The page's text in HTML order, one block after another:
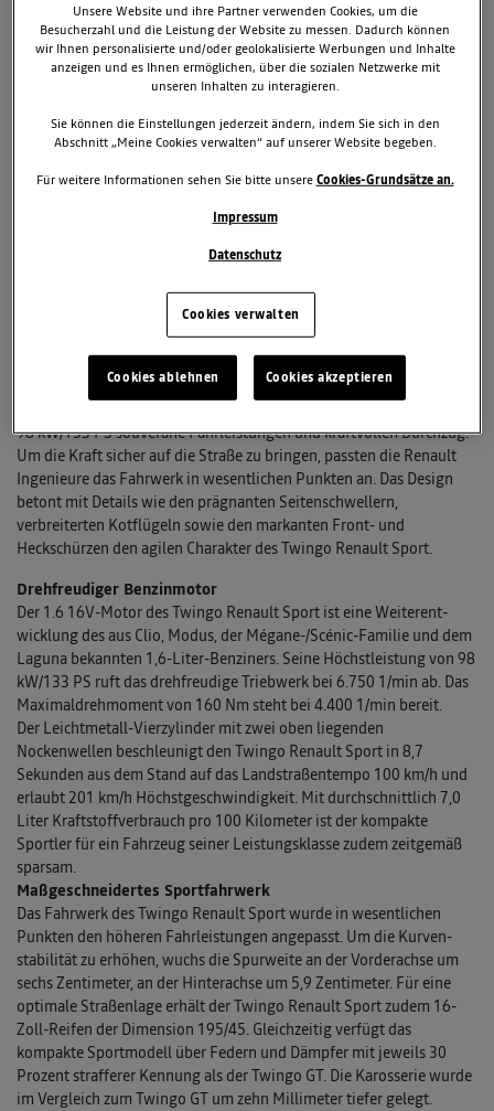
1. September 2008
TAGS & KATEGORIEN
Drehfreudiger 1.6 16V-Benziner mit 98 kW/133 PS
Sportlich-prägnante Optik außen und innen
Mit dem Twingo Renault Sport bereichert Renault die Twingo-
Baureihe um eine dynamische Topvariante. Das kompakte Sport­
98 kW/133 PS souveräne Fahrleistungen und kraftvollen Durchzug.
Um die Kraft sicher auf die Straße zu bringen, passten die Renault
Ingenieure das Fahrwerk in wesentlichen Punkten an. Das Design
betont mit Details wie den prägnanten Seitenschwellern,
verbreiterten Kotflügeln sowie den markanten Front- und
Heckschürzen den agilen Charakter des Twingo Renault Sport.
Drehfreudiger Benzinmotor
Der 1.6 16V-Motor des Twingo Renault Sport ist eine Weiterent­
wicklung des aus Clio, Modus, der Mégane-/Scénic-Familie und dem
Laguna bekannten 1,6-Liter-Benziners. Seine Höchstleistung von 98
kW/133 PS ruft das drehfreudige Triebwerk bei 6.750 1/min ab. Das
Maximaldrehmoment von 160 Nm steht bei 4.400 1/min bereit.
Der Leichtmetall-Vierzylinder mit zwei oben liegenden
Nockenwellen beschleunigt den Twingo Renault Sport in 8,7
Sekunden aus dem Stand auf das Landstraßentempo 100 km/h und
erlaubt 201 km/h Höchst­geschwindigkeit. Mit durchschnittlich 7,0
Liter Kraftstoff­verbrauch pro 100 Kilometer ist der kompakte
Sportler für ein Fahrzeug seiner Leistungs­klasse zudem zeitgemäß
sparsam.
Maßgeschneidertes Sportfahrwerk
Das Fahrwerk des Twingo Renault Sport wurde in wesentlichen
Punkten den höheren Fahrleistungen angepasst. Um die Kurven­
stabilität zu erhöhen, wuchs die Spurweite an der Vorderachse um
sechs Zentimeter, an der Hinterachse um 5,9 Zenti­meter. Für eine
optimale Straßenlage erhält der Twingo Renault Sport zudem 16-
Zoll-Reifen der Dimension 195/45. Gleichzeitig verfügt das
kompakte Sportmodell über Federn und Dämpfer mit jeweils 30
Pro­zent straf­ferer Kennung als der Twingo GT. Die Karosserie wurde
im Vergleich zum Twingo GT um zehn Millimeter tiefer gelegt.
Unsere Website und ihre Partner verwenden Cookies, um die
Besucherzahl und die Leistung der Website zu messen. Dadurch können
wir Ihnen personalisierte und/oder geolokalisierte Werbungen und Inhalte
anzeigen und es Ihnen ermöglichen, über die sozialen Netzwerke mit
unseren Inhalten zu interagieren.
Sie können die Einstellungen jederzeit ändern, indem Sie sich in den
Abschnitt „Meine Cookies verwalten“ auf unserer Website begeben.
Für weitere Informationen sehen Sie bitte unsereCookies-Grundsätze an.
Impressum
Datenschutz
Cookies verwalten
Cookies ablehnen Cookies akzeptieren